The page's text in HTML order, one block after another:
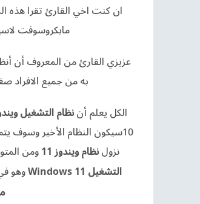
ان كنت اخي القارئ تقرا هذه
مايكروسوفت
عزيزي القارئ من المعروف أن
به من جميع الافراد
الكل يعلم أننظام التشغيل
10سيكون النظام الأخير وسوف
نزولنظام ويندوز 11 ومن
التشغيل Windows 11وهو في